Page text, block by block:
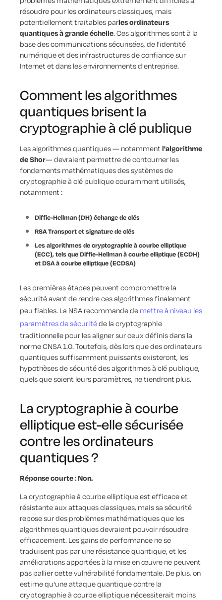
résoudre pour les ordinateurs classiques, mais
potentiellement traitables parles ordinateurs
quantiques à grande échelle. Ces algorithmes sont à la
base des communications sécurisées, de l'identité
numérique et des infrastructures de confiance sur
Internet et dans les environnements d'entreprise.
Comment les algorithmes
quantiques brisent la
cryptographie à clé publique
Les algorithmes quantiques — notammentl'algorithme
de Shor— devraient permettre de contourner les
fondements mathématiques des systèmes de
cryptographie à clé publique couramment utilisés,
notamment :
Diffie-Hellman (DH)échange de clés
RSATransport et signature de clés
Les algorithmes de cryptographie à courbe elliptique
(ECC), tels que Diffie-Hellman à courbe elliptique (ECDH)
et DSA à courbe elliptique (ECDSA)
Les premières étapes peuvent compromettre la
sécurité avant de rendre ces algorithmes finalement
peu fiables. La NSA recommande de mettre à niveau les
paramètres de sécuritéde la cryptographie
traditionnelle pour les aligner sur ceux définis dans la
norme CNSA 1.0. Toutefois, dès lors que des ordinateurs
quantiques suffisamment puissants existeront, les
hypothèses de sécurité des algorithmes à clé publique,
quels que soient leurs paramètres, ne tiendront plus.
La cryptographie à courbe
elliptique est-elle sécurisée
contre les ordinateurs
quantiques ?
Réponse courte : Non.
La cryptographie à courbe elliptique est efficace et
résistante aux attaques classiques, mais sa sécurité
repose sur des problèmes mathématiques que les
algorithmes quantiques devraient pouvoir résoudre
efficacement. Les gains de performance ne se
traduisent pas par une résistance quantique, et les
améliorations apportées à la mise en œuvre ne peuvent
pas pallier cette vulnérabilité fondamentale. De plus, on
estime qu'une attaque quantique contre la
cryptographie à courbe elliptique nécessiterait moins